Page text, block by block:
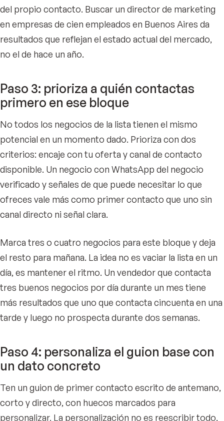
del propio contacto. Buscar un director de marketing
en empresas de cien empleados en Buenos Aires da
resultados que reflejan el estado actual del mercado,
no el de hace un año.
Paso 3: prioriza a quién contactas
primero en ese bloque
No todos los negocios de la lista tienen el mismo
potencial en un momento dado. Prioriza con dos
criterios: encaje con tu oferta y canal de contacto
disponible. Un negocio con WhatsApp del negocio
verificado y señales de que puede necesitar lo que
ofreces vale más como primer contacto que uno sin
canal directo ni señal clara.
Marca tres o cuatro negocios para este bloque y deja
el resto para mañana. La idea no es vaciar la lista en un
día, es mantener el ritmo. Un vendedor que contacta
tres buenos negocios por día durante un mes tiene
más resultados que uno que contacta cincuenta en una
tarde y luego no prospecta durante dos semanas.
Paso 4: personaliza el guion base con
un dato concreto
Ten un guion de primer contacto escrito de antemano,
corto y directo, con huecos marcados para
personalizar. La personalización no es reescribir todo,